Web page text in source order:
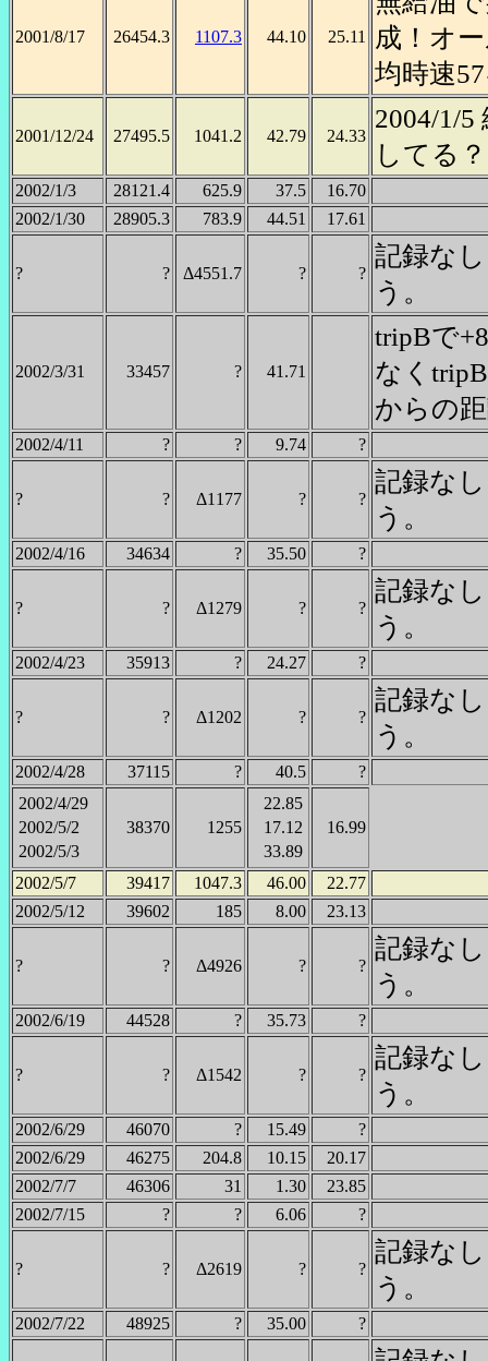
2001/8/17 26454.3 1107.3 44.10 25.11
成！オ
均時速
2001/12/24 27495.5 1041.2 42.79 24.33
2004/1/
してる
2002/1/3 28121.4 625.9 37.5
16.70
2002/1/30
28905.3 783.9 44.51 17.61
? ? Δ4551.7 ? ?
記録な
う。
2002/3/31 33457 ? 41.71
tripBで
なく
からの
2002/4/11 ? ? 9.74 ?
? ? Δ1177 ? ?
記録な
う。
2002/4/16 34634 ? 35.50 ?
? ? Δ1279 ? ?
記録な
う。
2002/4/23 35913 ? 24.27 ?
? ? Δ1202 ? ?
記録な
う。
2002/4/28 37115 ? 40.5
?
2002/4/29
2002/5/2
2002/5/3
38370 1255
22.85
17.12
33.89
16.99
2002/5/7 39417 1047.3 46.00
22.77
2002/5/12
39602 185 8.00 23.13
? ? Δ4926 ? ?
記録な
う。
2002/6/19 44528 ? 35.73 ?
? ? Δ1542 ? ?
記録な
う。
2002/6/29 46070 ? 15.49
?
2002/6/29
46275 204.8 10.15
20.17
2002/7/7
46306 31 1.30
23.85
2002/7/15
? ? 6.06 ?
? ? Δ2619 ? ?
記録な
う。
2002/7/22 48925 ? 35.00 ?